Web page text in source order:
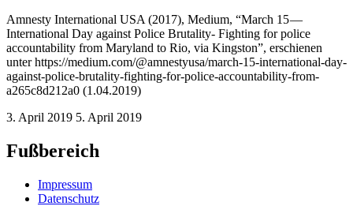
Amnesty International USA (2017), Medium, “March 15 —
International Day against Police Brutality- Fighting for police
accountability from Maryland to Rio, via Kingston”, erschienen
unter https://medium.com/@amnestyusa/march-15-international-day-
against-police-brutality-fighting-for-police-accountability-from-
a265c8d212a0 (1.04.2019)
3. April 2019 5. April 2019
Fußbereich
Impressum
Datenschutz